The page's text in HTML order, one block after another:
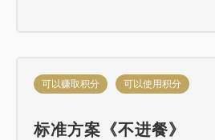
可以赚取积分 可以使用积分
标准方案《不进餐》